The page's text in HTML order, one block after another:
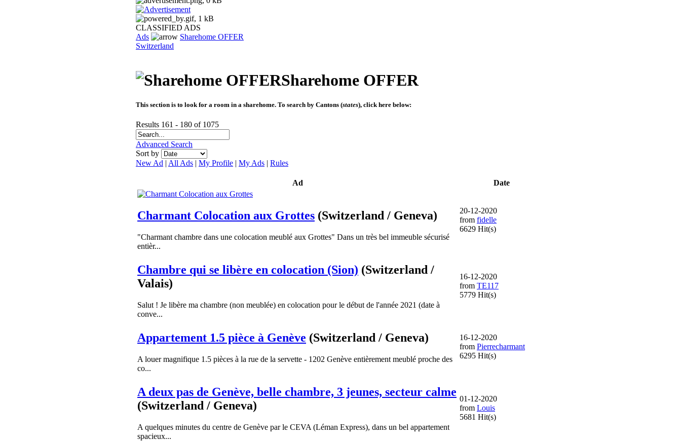
CLASSIFIED ADS
Ads
Sharehome OFFER
Switzerland
Sharehome OFFER
This section is to look for a room in a sharehome. To search by Cantons (states), click here below:
Results 161 - 180 of 1075
Advanced Search
Sort by
New Ad | All Ads | My Profile | My Ads | Rules
Ad Date
Charmant Colocation aux Grottes (Switzerland / Geneva)
"Charmant chambre dans une colocation meublé aux Grottes" Dans un très bel immeuble sécurisé
entièr...
20-12-2020
from fidelle
6629 Hit(s)
Chambre qui se libère en colocation (Sion) (Switzerland /
Valais)
Salut ! Je libère ma chambre (non meublée) en colocation pour le début de l'année 2021 (date à
conve...
16-12-2020
from TE117
5779 Hit(s)
Appartement 1.5 pièce à Genève (Switzerland / Geneva)
A louer magnifique 1.5 pièces à la rue de la servette - 1202 Genève entièrement meublé proche des
co...
16-12-2020
from Pierrecharmant
6295 Hit(s)
A deux pas de Genève, belle chambre, 3 jeunes, secteur calme
(Switzerland / Geneva)
A quelques minutes du centre de Genève par le CEVA (Léman Express), dans un bel appartement
spacieux...
01-12-2020
from Louis
5681 Hit(s)